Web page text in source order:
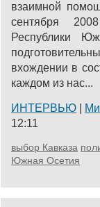
взаимной
сентября
Республики
вхождении в
каждом из нас...
ИНТЕРВЬЮ
12:11
выбор Кавказа
Южная Осетия